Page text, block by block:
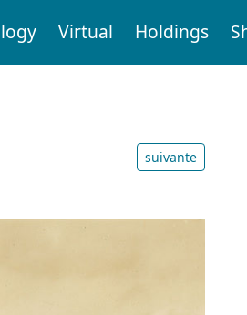
Virtual Holdings
suivante